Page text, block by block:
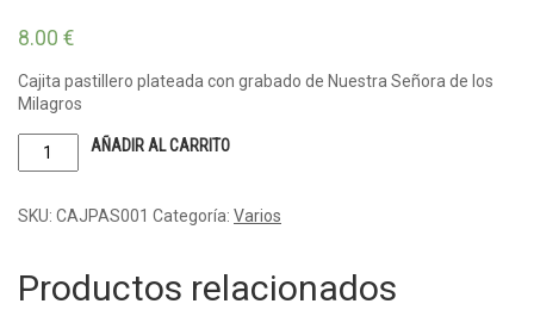
8.00 €
Cajita pastillero plateada con grabado de Nuestra Señora de los
Milagros
AÑADIR AL CARRITO
SKU: CAJPAS001 Categoría: Varios
Productos relacionados